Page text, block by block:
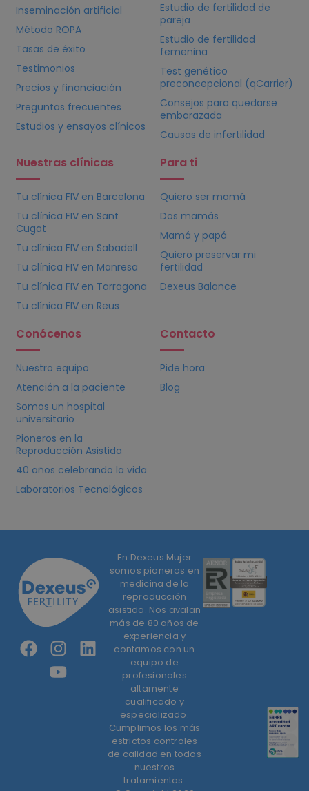
Inseminación artificial
Método ROPA
Tasas de éxito
Testimonios
Precios y financiación
Preguntas frecuentes
Estudios y ensayos clínicos
Estudio de fertilidad de
pareja
Estudio de fertilidad
femenina
Test genético
preconcepcional (qCarrier)
Consejos para quedarse
embarazada
Causas de infertilidad
Nuestras clínicas
Tu clínica FIVen Barcelona
Tu clínica FIVen Sant
Cugat
Tu clínica FIVen Sabadell
Tu clínica FIVen Manresa
Tu clínica FIVen Tarragona
Tu clínica FIVen Reus
Para ti
Quiero ser mamá
Dos mamás
Mamá y papá
Quiero preservar mi
fertilidad
Dexeus Balance
Conócenos
Nuestro equipo
Atención a la paciente
Somos un hospital
universitario
Pioneros en la
Reproducción Asistida
40 años celebrando la vida
Laboratorios Tecnológicos
Contacto
Pide hora
Blog
En Dexeus Mujer
somos pioneros en
medicina de la
reproducción
asistida. Nos avalan
más de 80 años de
experiencia y
contamos con un
equipo de
profesionales
altamente
cualificado y
especializado.
Cumplimos los más
estrictos controles
de calidad en todos
nuestros
tratamientos.